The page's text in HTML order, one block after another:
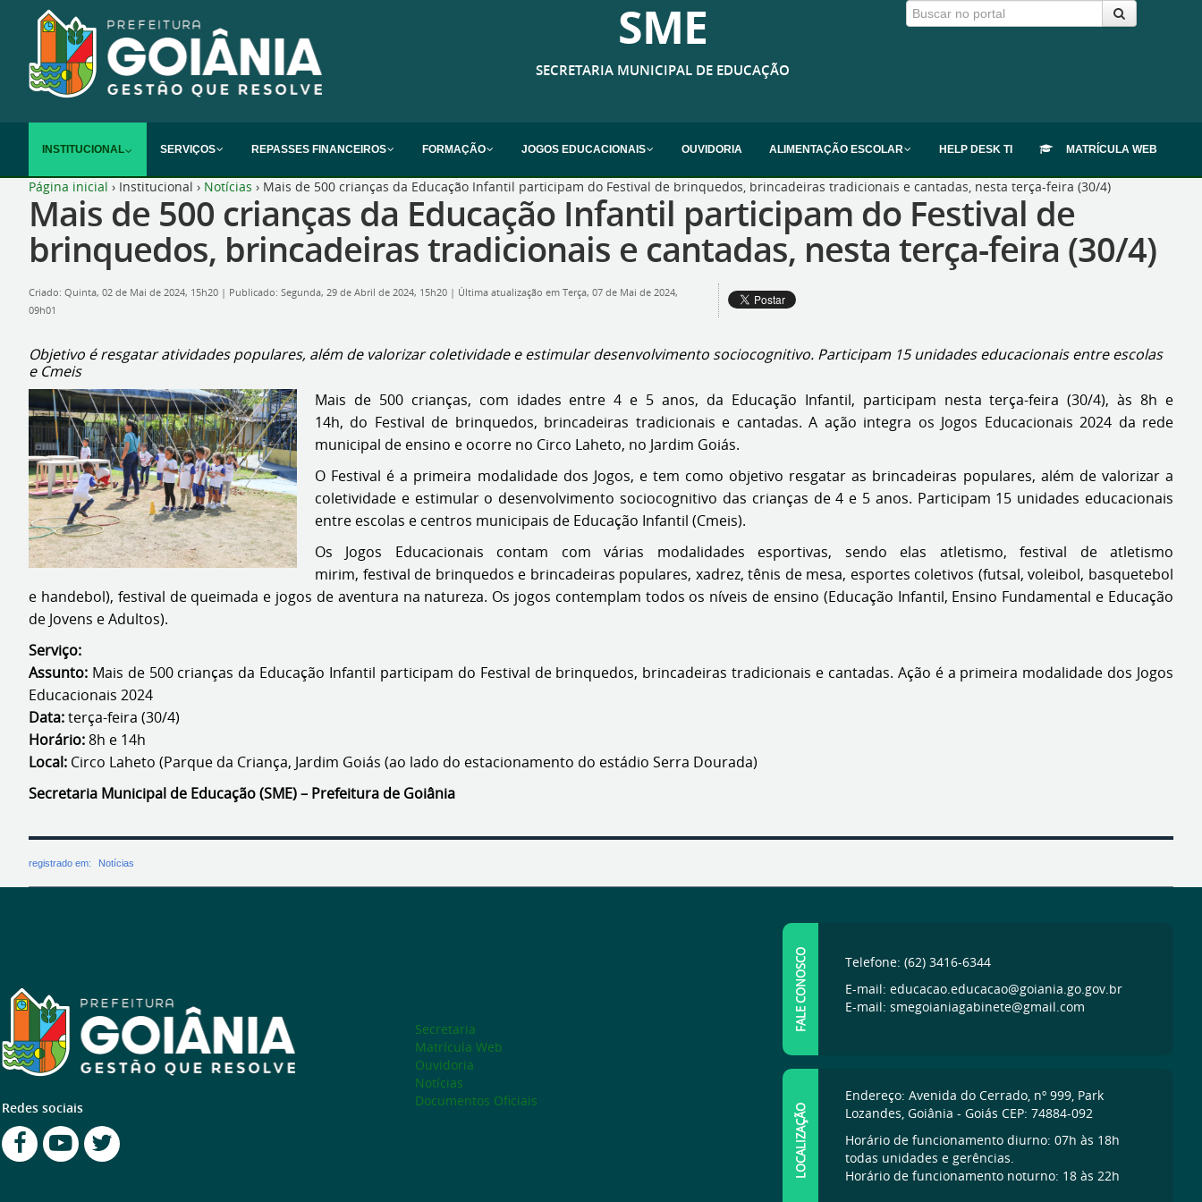
SME
SECRETARIA MUNICIPAL DE EDUCAÇÃO
INSTITUCIONAL SERVIÇOS REPASSES FINANCEIROS FORMAÇÃO JOGOS EDUCACIONAIS OUVIDORIA ALIMENTAÇÃO ESCOLAR HELP DESK TI MATRÍCULA WEB
Página inicial › Institucional › Notícias › Mais de 500 crianças da Educação Infantil participam do Festival de brinquedos, brincadeiras tradicionais e cantadas, nesta terça-feira (30/4)
Mais de 500 crianças da Educação Infantil participam do Festival de
brinquedos, brincadeiras tradicionais e cantadas, nesta terça-feira (30/4)
Criado: Quinta, 02 de Mai de 2024, 15h20 | Publicado: Segunda, 29 de Abril de 2024, 15h20 | Última atualização em Terça, 07 de Mai de 2024,
09h01
Objetivo é resgatar atividades populares, além de valorizar coletividade e estimular desenvolvimento sociocognitivo. Participam 15 unidades educacionais entre escolas
e Cmeis
Mais de 500 crianças, com idades entre 4 e 5 anos, da Educação Infantil, participam nesta terça-feira (30/4), às 8h e
14h, do Festival de brinquedos, brincadeiras tradicionais e cantadas. A ação integra os Jogos Educacionais 2024 da rede
municipal de ensino e ocorre no Circo Laheto, no Jardim Goiás.
O Festival é a primeira modalidade dos Jogos, e tem como objetivo resgatar as brincadeiras populares, além de valorizar a
coletividade e estimular o desenvolvimento sociocognitivo das crianças de 4 e 5 anos. Participam 15 unidades educacionais
entre escolas e centros municipais de Educação Infantil (Cmeis).
Os Jogos Educacionais contam com várias modalidades esportivas, sendo elas atletismo, festival de atletismo
mirim, festival de brinquedos e brincadeiras populares, xadrez, tênis de mesa, esportes coletivos (futsal, voleibol, basquetebol
e handebol), festival de queimada e jogos de aventura na natureza. Os jogos contemplam todos os níveis de ensino (Educação Infantil, Ensino Fundamental e Educação
de Jovens e Adultos).
Serviço:
Assunto: Mais de 500 crianças da Educação Infantil participam do Festival de brinquedos, brincadeiras tradicionais e cantadas. Ação é a primeira modalidade dos Jogos
Educacionais 2024
Data:terça-feira (30/4)
Horário:8h e 14h
Local: Circo Laheto (Parque da Criança, Jardim Goiás (ao lado do estacionamento do estádio Serra Dourada)
Secretaria Municipal de Educação (SME) – Prefeitura de Goiânia
registrado em: Notícias
Redes sociais
Secretaria
Matrícula Web
Ouvidoria
Notícias
Documentos Oficiais
FALE CONOSCO
Telefone: (62) 3416-6344
E-mail: educacao.educacao@goiania.go.gov.br
E-mail: smegoianiagabinete@gmail.com
LOCALIZAÇÃO
Endereço: Avenida do Cerrado, nº 999, Park
Lozandes, Goiânia - Goiás CEP: 74884-092
Horário de funcionamento diurno: 07h às 18h
todas unidades e gerências.
Horário de funcionamento noturno: 18 às 22h